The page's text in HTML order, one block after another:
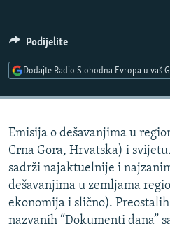
DNEVNO@RSE
SPECIJALI RSE
POPLAVE I KLIZIŠTA U BIH 2024.
TV LIBERTY
POST SCRIPTUM
MOJA EVROPA
PRATITE NAS
Sve RFE/RL stranice
Podijelite
Dodajte Radio Slobodna Evropa u vaš
Emisija o dešavanjima u
Crna Gora, Hrvatska) i
sadrži najaktuelnije i
dešavanjima u zemljama
ekonomija i slično).
nazvanih “Dokumenti dana”